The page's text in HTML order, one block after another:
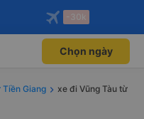
độc
Mở app
bay qua
Mở app
-30k
Chọn ngày
Tiền Giang
xe đi Vũng Tàu từ